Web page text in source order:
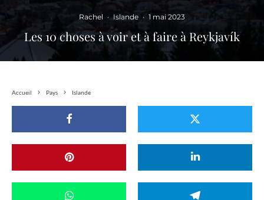
Rachel · Islande · 1 mai 2023
Les 10 choses à voir et à faire à Reykjavík
Accueil Pays Islande